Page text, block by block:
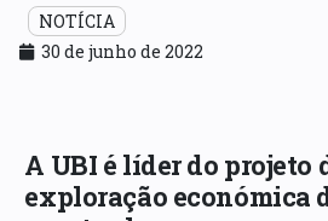
NOTÍCIA
30 de junho de 2022
A UBI é líder do projeto
exploração económica